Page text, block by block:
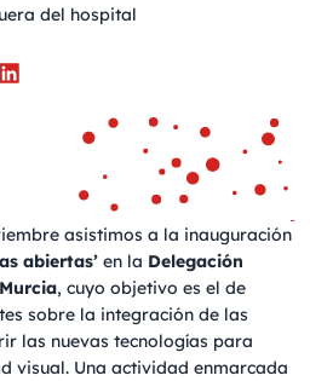
del hospital
asistimos a la inauguración
abiertas’ en la Delegación
, cuyo objetivo es el de
sobre la integración de las
las nuevas tecnologías para
visual. Una actividad enmarcada